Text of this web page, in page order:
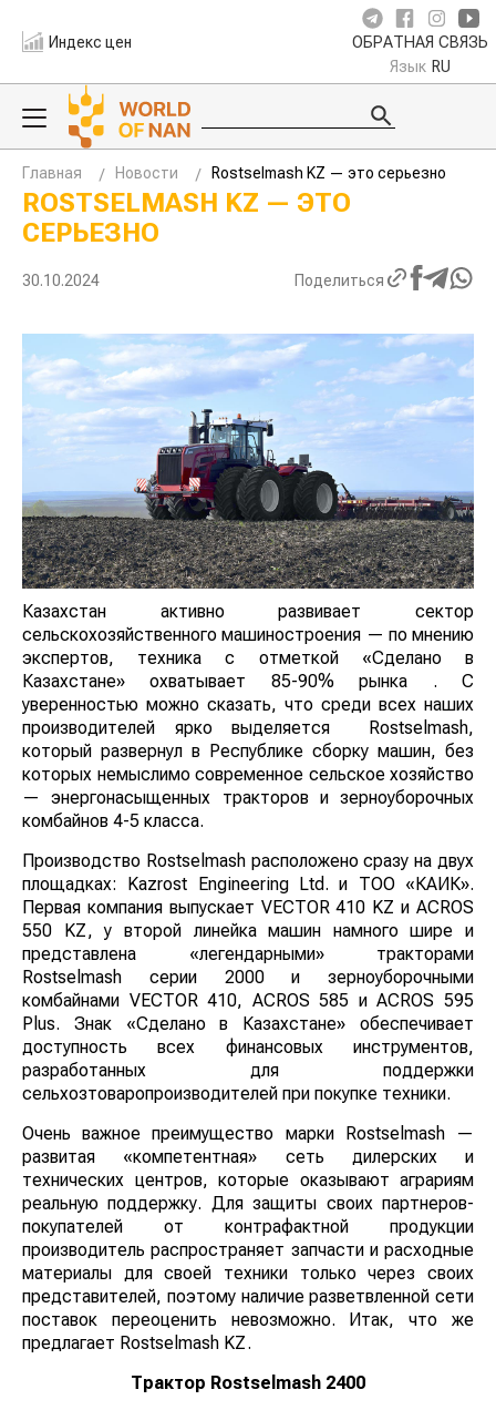
Индекс цен ОБРАТНАЯ СВЯЗЬ
Язык RU
Главная Новости Rostselmash KZ — это серьезно
ROSTSELMASH KZ — ЭТО
СЕРЬЕЗНО
30.10.2024 Поделиться
Казахстан активно развивает сектор
сельскохозяйственного машиностроения — по
мнению экспертов, техника с отметкой «Сделано в
Казахстане» охватывает 85-90% рынка . С
уверенностью можно сказать, что среди всех наших
производителей ярко выделяется Rostselmash,
который развернул в Республике сборку машин, без
которых немыслимо современное сельское хозяйство
— энергонасыщенных тракторов и зерноуборочных
комбайнов 4-5 класса.
Производство Rostselmash расположено сразу на
двух площадках: Kazrost Engineering Ltd. и ТОО
«КАИК». Первая компания выпускает VECTOR 410
KZ и ACROS 550 KZ, у второй линейка машин
намного шире и представлена «легендарными»
тракторами Rostselmash серии 2000 и
зерноуборочными комбайнами VECTOR 410, ACROS
585 и ACROS 595 Plus. Знак «Сделано в Казахстане»
обеспечивает доступность всех финансовых
инструментов, разработанных для поддержки
сельхозтоваропроизводителей при покупке техники.
Очень важное преимущество марки Rostselmash —
развитая «компетентная» сеть дилерских и
технических центров, которые оказывают аграриям
реальную поддержку. Для защиты своих партнеров-
покупателей от контрафактной продукции
производитель распространяет запчасти и расходные
материалы для своей техники только через своих
представителей, поэтому наличие разветвленной сети
поставок переоценить невозможно. Итак, что же
предлагает Rostselmash KZ.
Трактор Rostselmash 2400